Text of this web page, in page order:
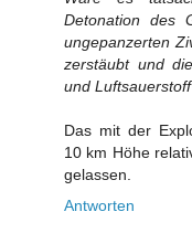
Detonation des
ungepanzerten
zerstäubt und
und
Das mit der
10 km Höhe
gelassen.
Antworten